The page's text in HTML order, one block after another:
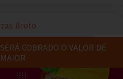
Broto
COBRADO O VALOR DE
MAIOR